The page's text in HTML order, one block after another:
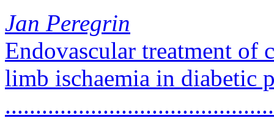
Jan Peregrin
Endovascular treatment of
limb ischaemia in diabetic